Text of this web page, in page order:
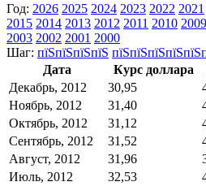
Год: 2026 2025 2024 2023 2022 2021
2015 2014 2013 2012 2011 2010 2009
2003 2002 2001 2000
Шаг: пїЅпїЅпїЅпїЅ
Дата
Курс доллара
Декабрь, 2012
30,95
Ноябрь, 2012
31,40
Октябрь, 2012
31,12
Сентябрь, 2012
31,52
Август, 2012
31,96
Июль, 2012
32,53